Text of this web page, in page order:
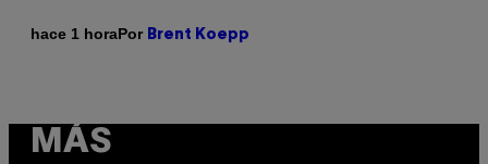
hace 1 horaPor Brent Koepp
MÁS